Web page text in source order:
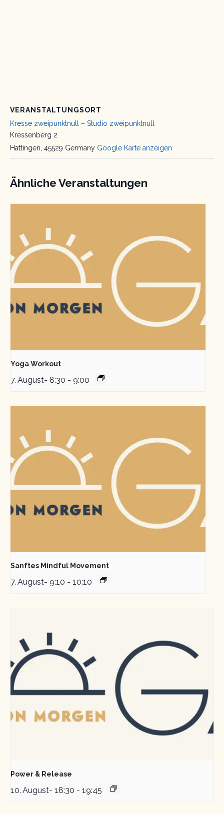
VERANSTALTUNGSORT
Kresse zweipunktnull – Studio zweipunktnull
Kressenberg 2
Hattingen, 45529 Germany Google Karte anzeigen
Ähnliche Veranstaltungen
Yoga Workout
7. August- 8:30 - 9:00
Sanftes Mindful Movement
7. August- 9:10 - 10:10
Power & Release
10. August- 18:30 - 19:45